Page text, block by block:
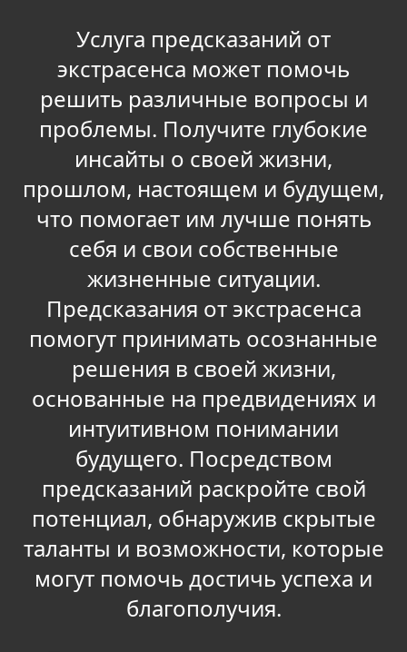
Услуга предсказаний от
экстрасенса может помочь
решить различные вопросы и
проблемы. Получите глубокие
инсайты о своей жизни,
прошлом, настоящем и будущем,
что помогает им лучше понять
себя и свои собственные
жизненные ситуации.
Предсказания от экстрасенса
помогут принимать осознанные
решения в своей жизни,
основанные на предвидениях и
интуитивном понимании
будущего. Посредством
предсказаний раскройте свой
потенциал, обнаружив скрытые
таланты и возможности, которые
могут помочь достичь успеха и
благополучия.